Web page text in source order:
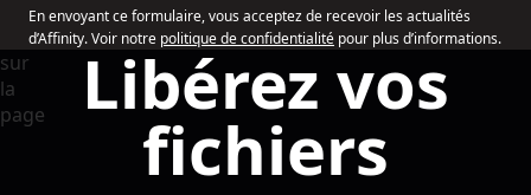
En envoyant ce formulaire, vous acceptez de recevoir les actualités
d’Affinity. Voir notre politique de confidentialité pour plus d’informations.
Libérez vos
fichiers